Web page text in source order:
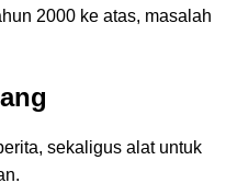
2000 ke atas, masalah
sekaligus alat untuk